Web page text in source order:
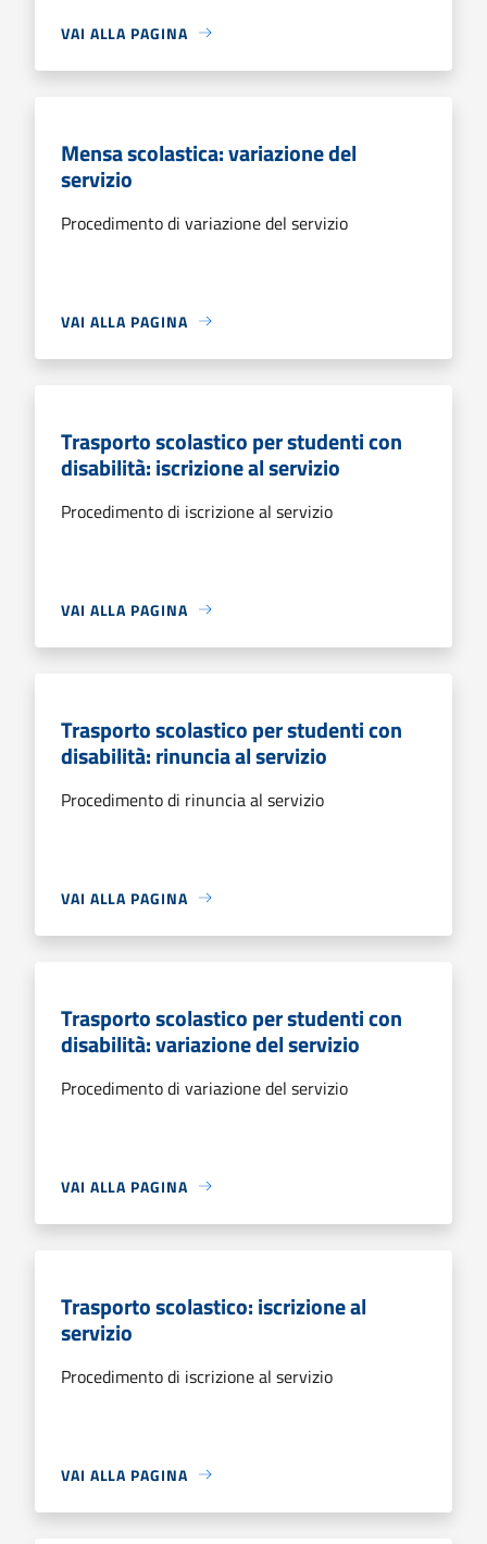
VAI ALLA PAGINA
Mensa scolastica: variazione del
servizio
Procedimento di variazione del servizio
VAI ALLA PAGINA
Trasporto scolastico per studenti con
disabilità: iscrizione al servizio
Procedimento di iscrizione al servizio
VAI ALLA PAGINA
Trasporto scolastico per studenti con
disabilità: rinuncia al servizio
Procedimento di rinuncia al servizio
VAI ALLA PAGINA
Trasporto scolastico per studenti con
disabilità: variazione del servizio
Procedimento di variazione del servizio
VAI ALLA PAGINA
Trasporto scolastico: iscrizione al
servizio
Procedimento di iscrizione al servizio
VAI ALLA PAGINA